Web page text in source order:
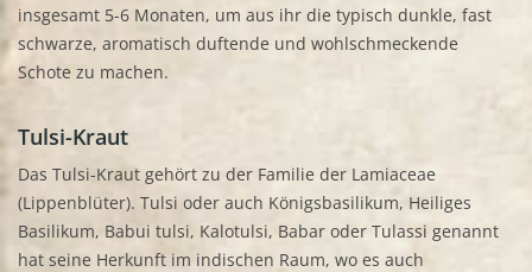
insgesamt 5-6 Monaten, um aus ihr die typisch dunkle, fast
schwarze, aromatisch duftende und wohlschmeckende
Schote zu machen.
Tulsi-Kraut
Das Tulsi-Kraut gehört zu der Familie der Lamiaceae
(Lippenblüter). Tulsi oder auch Königsbasilikum, Heiliges
Basilikum, Babui tulsi, Kalotulsi, Babar oder Tulassi genannt
hat seine Herkunft im indischen Raum, wo es auch